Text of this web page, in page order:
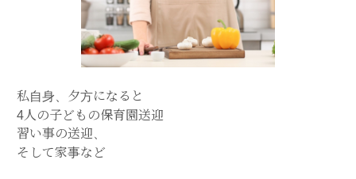
私自身、夕方になると
4人の子どもの保育園送迎
習い事の送迎、
そして家事など